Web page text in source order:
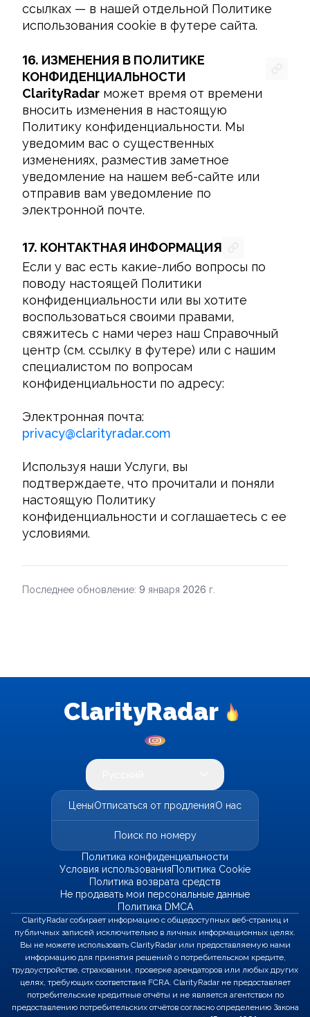
ссылках — в нашей отдельной Политике
использования cookie в футере сайта.
16. ИЗМЕНЕНИЯ В ПОЛИТИКЕ
КОНФИДЕНЦИАЛЬНОСТИ
ClarityRadar может время от времени
вносить изменения в настоящую
Политику конфиденциальности. Мы
уведомим вас о существенных
изменениях, разместив заметное
уведомление на нашем веб-сайте или
отправив вам уведомление по
электронной почте.
17. КОНТАКТНАЯ ИНФОРМАЦИЯ
Если у вас есть какие-либо вопросы по
поводу настоящей Политики
конфиденциальности или вы хотите
воспользоваться своими правами,
свяжитесь с нами через наш Справочный
центр (см. ссылку в футере) или с нашим
специалистом по вопросам
конфиденциальности по адресу:
privacy@clarityradar.com
Используя наши Услуги, вы
подтверждаете, что прочитали и поняли
настоящую Политику
конфиденциальности и соглашаетесь с ее
условиями.
Последнее обновление: 9 января 2026 г.
ClarityRadar
ЦеныОтписаться от продленияО нас
Поиск по номеру
Политика конфиденциальности
Условия использованияПолитика Cookie
Политика возврата средств
Не продавать мои персональные данные
Политика DMCA
ClarityRadar собирает информацию с общедоступных веб-страниц и
публичных записей исключительно в личных информационных целях.
Вы не можете использовать ClarityRadar или предоставляемую нами
информацию для принятия решений о потребительском кредите,
трудоустройстве, страховании, проверке арендаторов или любых других
целях, требующих соответствия FCRA. ClarityRadar не предоставляет
потребительские кредитные отчёты и не является агентством по
предоставлению потребительских отчётов согласно определению Закона